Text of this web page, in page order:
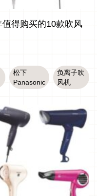
得购买的10款吹风
松下
Panasonic
负离子吹
风机